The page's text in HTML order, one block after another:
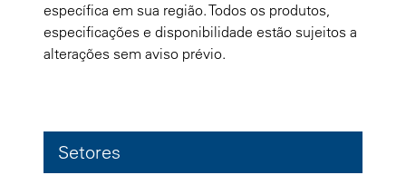
específica em sua região. Todos os produtos,
especificações e disponibilidade estão sujeitos a
alterações sem aviso prévio.
Setores